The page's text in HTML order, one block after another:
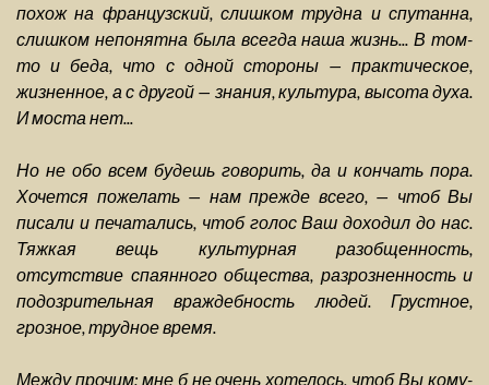
похож на французский, слишком трудна и спутанна,
слишком непонятна была всегда наша жизнь... В том-
то и беда, что с одной стороны — практическое,
жизненное, а с другой — знания, культура, высота духа.
И моста нет...
Но не обо всем будешь говорить, да и кончать пора.
Хочется пожелать — нам прежде всего, — чтоб Вы
писали и печатались, чтоб голос Ваш доходил до нас.
Тяжкая вещь культурная разобщенность,
отсутствие спаянного общества, разрозненность и
подозрительная враждебность людей. Грустное,
грозное, трудное время.
Между прочим: мне б не очень хотелось, чтоб Вы кому-